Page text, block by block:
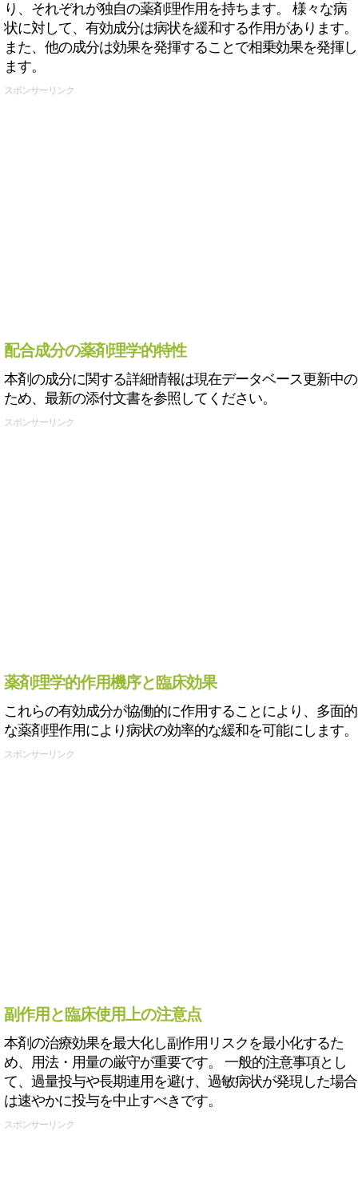
り、それぞれが独自の薬剤理作用を持ちます。 様々な病
状に対して、有効成分は病状を緩和する作用があります。
また、他の成分は効果を発揮することで相乗効果を発揮し
ます。
スポンサーリンク
配合成分の薬剤理学的特性
本剤の成分に関する詳細情報は現在データベース更新中の
ため、最新の添付文書を参照してください。
スポンサーリンク
薬剤理学的作用機序と臨床効果
これらの有効成分が協働的に作用することにより、多面的
な薬剤理作用により病状の効率的な緩和を可能にします。
スポンサーリンク
副作用と臨床使用上の注意点
本剤の治療効果を最大化し副作用リスクを最小化するた
め、用法・用量の厳守が重要です。 一般的注意事項とし
て、過量投与や長期連用を避け、過敏病状が発現した場合
は速やかに投与を中止すべきです。
スポンサーリンク